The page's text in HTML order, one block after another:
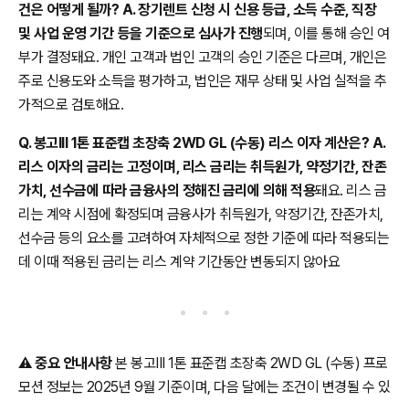
건은 어떻게 될까? A. 장기렌트 신청 시 신용 등급, 소득 수준, 직장
및 사업 운영 기간 등을 기준으로 심사가 진행되며, 이를 통해 승인 여
부가 결정돼요. 개인 고객과 법인 고객의 승인 기준은 다르며, 개인은
주로 신용도와 소득을 평가하고, 법인은 재무 상태 및 사업 실적을 추
가적으로 검토해요.
Q. 봉고III 1톤 표준캡 초장축 2WD GL (수동) 리스 이자 계산은? A.
리스 이자의 금리는 고정이며, 리스 금리는 취득원가, 약정기간, 잔존
가치, 선수금에 따라 금융사의 정해진 금리에 의해 적용돼요. 리스 금
리는 계약 시점에 확정되며 금융사가 취득원가, 약정기간, 잔존가치,
선수금 등의 요소를 고려하여 자체적으로 정한 기준에 따라 적용되는
데 이때 적용된 금리는 리스 계약 기간동안 변동되지 않아요
⚠️중요 안내사항본 봉고III 1톤 표준캡 초장축 2WD GL (수동) 프로
모션 정보는 2025년 9월 기준이며, 다음 달에는 조건이 변경될 수 있